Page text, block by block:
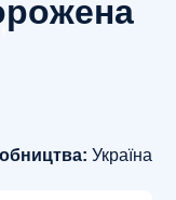
Україна